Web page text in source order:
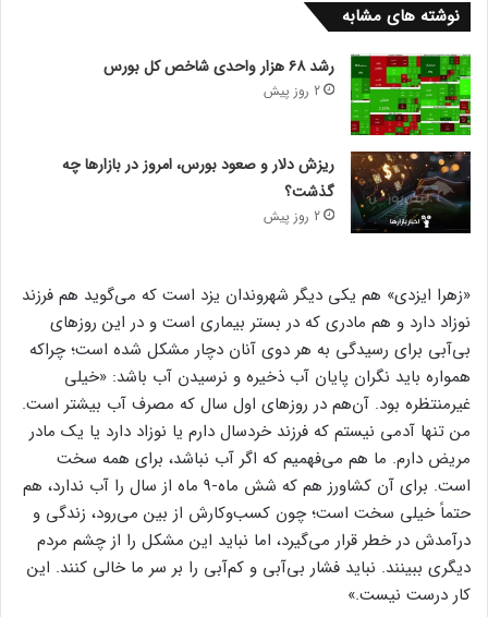
نوشته های مشابه
رشد ۶۸ هزار واحدی شاخص کل بورس
2 روز پیش
ریزش دلار و صعود بورس، امروز در بازارها چه
گذشت؟
2 روز پیش
«زهرا ایزدی» هم یکی دیگر شهروندان یزد است که می‌گوید هم فرزند
نوزاد دارد و هم مادری که در بستر بیماری است و در این روز‌های
بی‌آبی برای رسیدگی به هر دوی آنان دچار مشکل شده است؛ چراکه
همواره باید نگران پایان آب ذخیره و نرسیدن آب باشد: «خیلی
غیرمنتظره بود. آن‌هم در روز‌های اول سال که مصرف آب بیشتر است.
من تنها آدمی نیستم که فرزند خردسال دارم یا نوزاد دارد یا یک مادر
مریض دارم. ما هم می‌فهمیم که اگر آب نباشد، برای همه سخت
است. برای آن کشاورز هم که شش ماه-۹ ماه از سال را آب ندارد، هم
حتماً خیلی سخت است؛ چون کسب‌وکارش از بین می‌رود، زندگی و
درآمدش در خطر قرار می‌گیرد، اما نباید این مشکل را از چشم مردم
دیگری ببینند. نباید فشار بی‌آبی و کم‌آبی را بر سر ما خالی کنند. این
کار درست نیست.»